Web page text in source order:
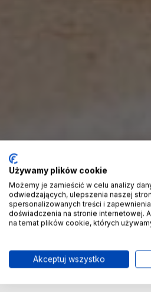
Używamy plików cookie
Możemy je zamieścić w celu analizy
odwiedzających, ulepszenia naszej
spersonalizowanych treści i
doświadczenia na stronie internetowej.
na temat plików cookie, których
Akceptuj wszystko